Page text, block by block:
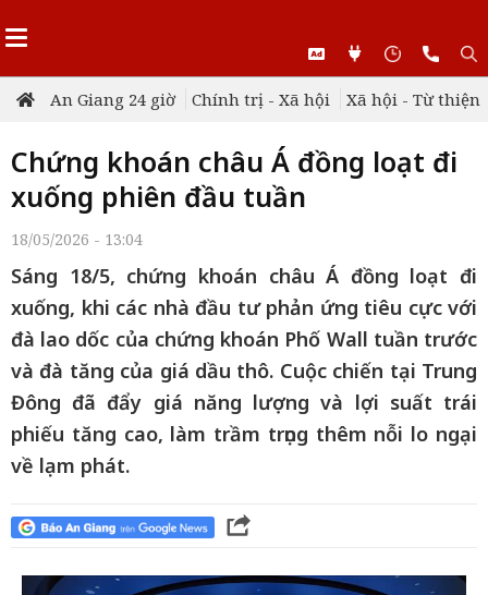
An Giang 24 giờ Chính trị - Xã hội Xã hội - Từ thiện
Chứng khoán châu Á đồng loạt đi
xuống phiên đầu tuần
18/05/2026 - 13:04
Sáng 18/5, chứng khoán châu Á đồng loạt đi
xuống, khi các nhà đầu tư phản ứng tiêu cực với
đà lao dốc của chứng khoán Phố Wall tuần trước
và đà tăng của giá dầu thô. Cuộc chiến tại Trung
Đông đã đẩy giá năng lượng và lợi suất trái
phiếu tăng cao, làm trầm trọng thêm nỗi lo ngại
về lạm phát.